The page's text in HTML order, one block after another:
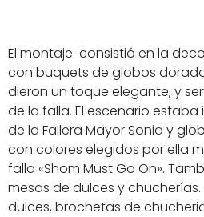
El montaje consistió en la
con buquets de globos
dieron un toque elegante, y
de la falla. El escenario
de la Fallera Mayor Sonia y
con colores elegidos por ella
falla «Shom Must Go On».
mesas de dulces y
dulces, brochetas de